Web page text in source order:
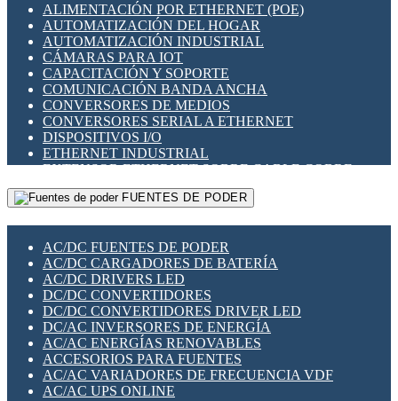
SENSORES INDUCTIVOS
TEMPORIZADORES
VARIACS
VARIADORES DE FRECUENCIA [VDF]
SECCIONADORES - INTERRUPTORES
MAQUINARIA
HERRAMIENTAS VARIAS
ILUMINACIÓN LED
INTERRUPTORES REED
INTERFACES DE RELÉ
OTROS RELÉS
PROTECCIÓN TÉRMICA
RELÉS AUTOMOTRICES
RELÉS DE SEÑAL
RELÉS DE ESTADO SÓLIDO SSR
RELÉS INDUSTRIALES
RELÉS MINIATURA DE POTENCIA
SENSORES MAGNÉTICOS
SWITCH Y MICROSWITCH
TARJETAS PI
UNIÓN Y DERIVACIÓN DE CABLE
ALIMENTACIÓN POR ETHERNET (POE)
AUTOMATIZACIÓN DEL HOGAR
AUTOMATIZACIÓN INDUSTRIAL
CÁMARAS PARA IOT
CAPACITACIÓN Y SOPORTE
COMUNICACIÓN BANDA ANCHA
CONVERSORES DE MEDIOS
CONVERSORES SERIAL A ETHERNET
DISPOSITIVOS I/O
ETHERNET INDUSTRIAL
EXTENSOR ETHERNET SOBRE CABLE COBRE
GATEWAY LORAWAN
GESTIÓN DE REDES
PLACAS MODULARES IOT
SWITCHES Y REDES WIFI
SOLUCIONES IOT
SOLUCIONES LORAWAN
SOLUCIONES RED CELULAR
SEGURIDAD PARA REDES
SWITCHES LAN
TELEFONÍA IP (VOIP)
VIGILANCIA IP (CCTV)
MESHTASTIC
FUENTES DE PODER
AC/DC FUENTES DE PODER
AC/DC CARGADORES DE BATERÍA
AC/DC DRIVERS LED
DC/DC CONVERTIDORES
DC/DC CONVERTIDORES DRIVER LED
DC/AC INVERSORES DE ENERGÍA
AC/AC ENERGÍAS RENOVABLES
ACCESORIOS PARA FUENTES
AC/AC VARIADORES DE FRECUENCIA VDF
AC/AC UPS ONLINE